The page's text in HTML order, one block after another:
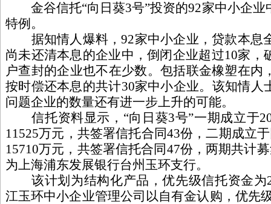
金谷信托“向日葵3号”投资的92家中小企业
特例。
据知情人爆料，92家中小企业，贷款本息
尚未还清本息的企业中，倒闭企业超过10家，
户查封的企业也不在少数。包括联金橡塑在内
按时偿还本息的共计30家中小企业。该知情人
问题企业的数量还有进一步上升的可能。
信托资料显示，“向日葵3号”一期成立于
11525万元，共签署信托合同43份，二期成立
15710万元，共签署信托合同47份，两期共计
为上海浦东发展银行台州玉环支行。
该计划为结构化产品，优先级信托资金为
江玉环中小企业管理公司以自有金认购，优先